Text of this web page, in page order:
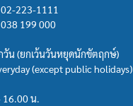
02-223-1111
038 199 000
วัน (ยกเว้นวันหยุดนักขัตฤกษ์)
(except public holidays)
16.00 น.